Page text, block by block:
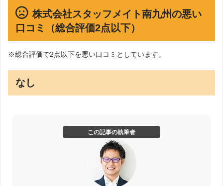
株式会社スタッフメイト南九州の悪い
口コミ（総合評価2点以下）
※総合評価で2点以下を悪い口コミとしています。
なし
この記事の執筆者